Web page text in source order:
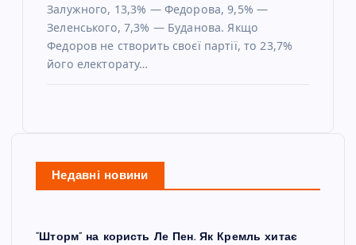
Залужного, 13,3% — Федорова, 9,5% —
Зеленського, 7,3% — Буданова. Якщо
Федоров не створить своєї партії, то 23,7%
його електорату…
Недавні новини
“Шторм” на користь Ле Пен. Як Кремль хитає